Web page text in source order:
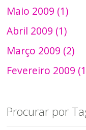
Maio 2009 (1)
Abril 2009 (1)
Março 2009 (2)
Fevereiro 2009
Procurar por